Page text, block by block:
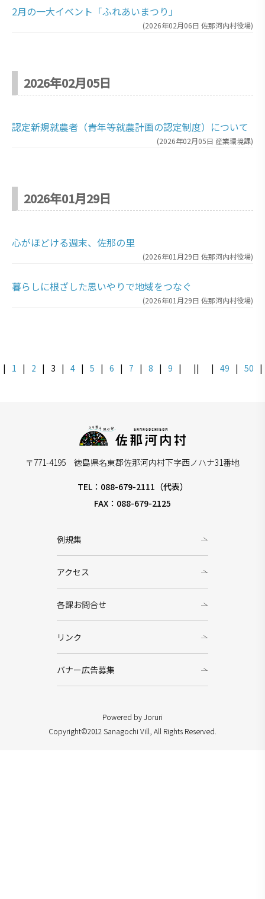
2月の一大イベント「ふれあいまつり」
(2026年02月06日 佐那河内村役場)
2026年02月05日
認定新規就農者（青年等就農計画の認定制度）について
(2026年02月05日 産業環境課)
2026年01月29日
心がほどける週末、佐那の里
(2026年01月29日 佐那河内村役場)
暮らしに根ざした思いやりで地域をつなぐ
(2026年01月29日 佐那河内村役場)
| 1 | 2 | 3 | 4 | 5 | 6 | 7 | 8 | 9 | || | 49 | 50 |
〒771-4195 徳島県名東郡佐那河内村下字西ノハナ31番地
TEL：088-679-2111（代表）
FAX：088-679-2125
例規集
アクセス
各課お問合せ
リンク
バナー広告募集
Powered by Joruri
Copyright©2012 Sanagochi Vill, All Rights Reserved.